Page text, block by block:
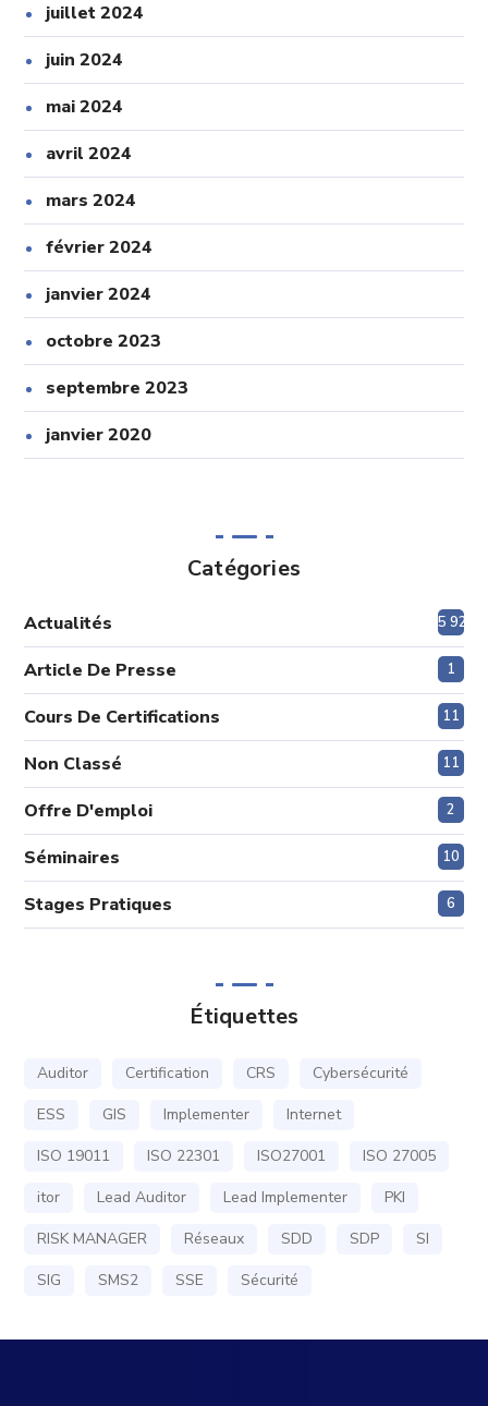
juillet 2024
juin 2024
mai 2024
avril 2024
mars 2024
février 2024
janvier 2024
octobre 2023
septembre 2023
janvier 2020
Catégories
Actualités 5 920
Article De Presse 1
Cours De Certifications 11
Non Classé 11
Offre D'emploi 2
Séminaires 10
Stages Pratiques 6
Étiquettes
Auditor Certification CRS
Cybersécurité
ESS
GIS Implementer
Internet
ISO 19011
ISO 22301 ISO27001
ISO 27005
itor
Lead Auditor Lead Implementer
PKI
RISK MANAGER
Réseaux SDD SDP
SI
SIG
SMS2 SSE Sécurité